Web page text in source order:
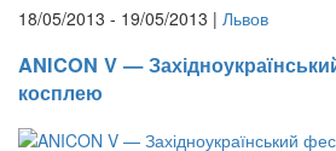
18/05/2013 - 19/05/2013 | Львов
ANICON V —
косплею